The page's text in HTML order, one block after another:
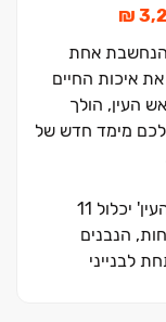
הנחשבת אחת
איכות החיים
העין, הולך
לכם מימד חדש של
מתחם המגורים היוקרתי 'רייסדור - ראש העין' יכלול ‏11
דירות מרווחות, הנבנים
לבנייני